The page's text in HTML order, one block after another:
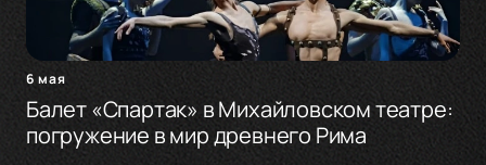
6 мая
Балет «Спартак» в Михайловском театре:
погружение в мир древнего Рима